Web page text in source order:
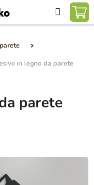
Ricerca
in legno da parete
parete